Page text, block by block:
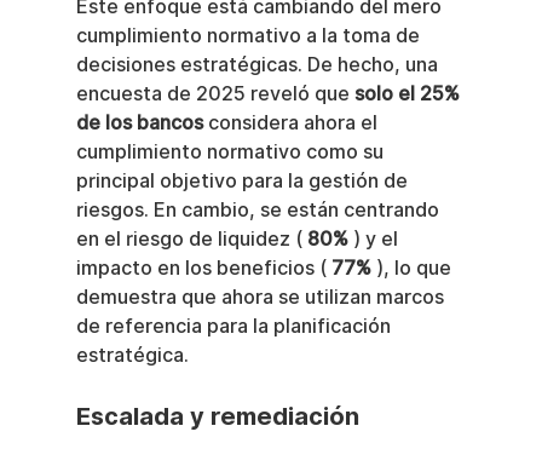
Este enfoque está cambiando del mero
cumplimiento normativo a la toma de
decisiones estratégicas. De hecho, una
encuesta de 2025 reveló que solo el 25%
de los bancos considera ahora el
cumplimiento normativo como su
principal objetivo para la gestión de
riesgos. En cambio, se están centrando
en el riesgo de liquidez ( 80% ) y el
impacto en los beneficios ( 77% ), lo que
demuestra que ahora se utilizan marcos
de referencia para la planificación
estratégica.
Escalada y remediación